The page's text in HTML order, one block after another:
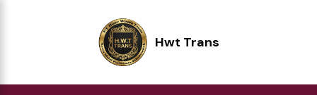
Hwt Trans